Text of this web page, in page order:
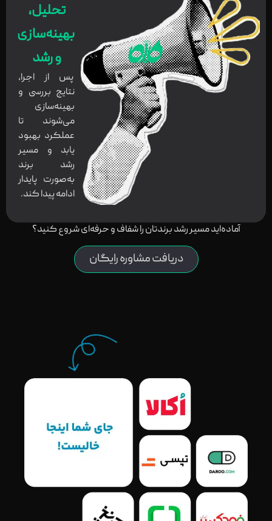
تحلیل،
بهینه‌سازی
و رشد
پس از اجرا،
نتایج بررسی و
بهینه‌سازی
می‌شوند تا
عملکرد بهبود
یابد و مسیر
رشد برند
به‌صورت پایدار
ادامه پیدا کند.
آماده‌اید مسیر رشد برندتان را شفاف و حرفه‌ای شروع کنید؟
دریافت مشاوره رایگان